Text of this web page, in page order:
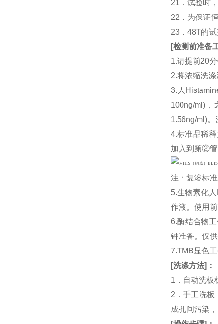
21．试验时
22．为保证
23．48T的
[检测前准备
1.请提前20
2.将浓缩洗
3.人
100ng/ml)，
1.56ng/ml)。
4.标准品稀
加入到第②
注：复溶标
5.生物素化
作液。使用
6.酶结合物
钟准备。仅
7.TMB显色
[洗涤方法] ：
1．自动洗板
2．手工洗板
成孔间污染